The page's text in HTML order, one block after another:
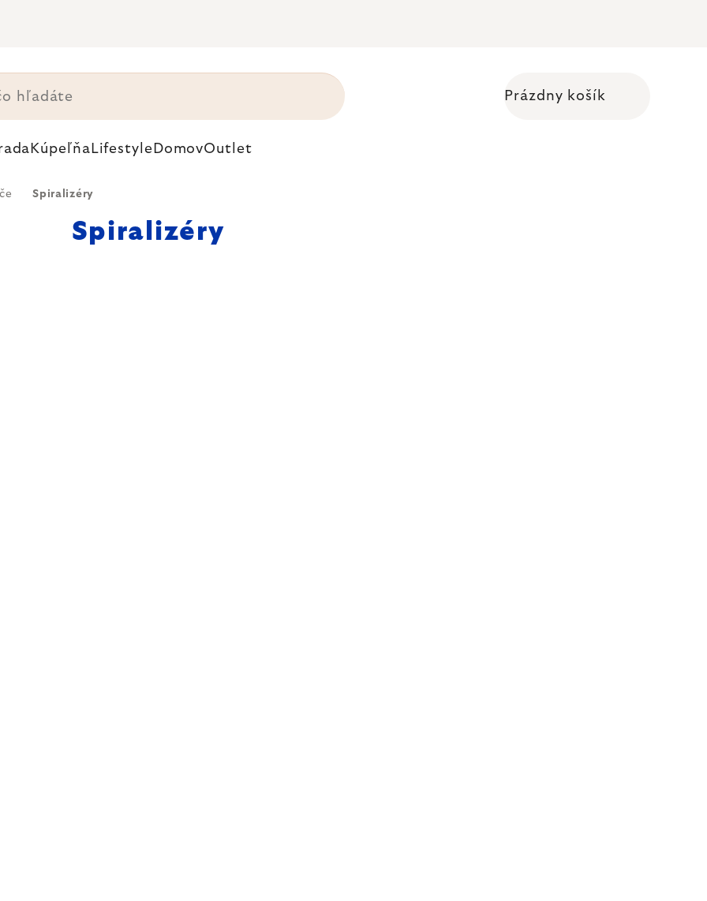
Prázdny košík
Kúpeľňa Lifestyle DomovOutlet
Spiralizéry
Spiralizéry